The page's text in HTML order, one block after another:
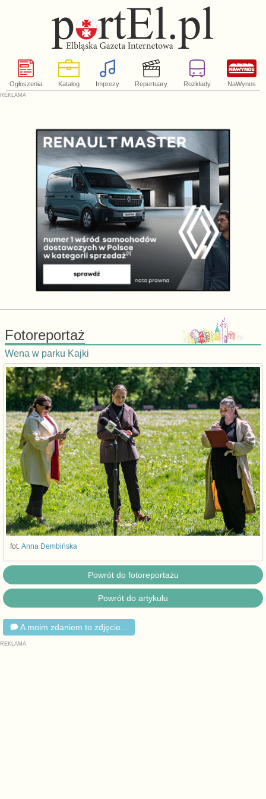
Ogłoszenia Katalog Imprezy Repertuary Rozkłady NaWynos
Fotoreportaż
Wena w parku Kajki
fot. Anna Dembińska
Powrót do fotoreportażu
Powrót do artykułu
A moim zdaniem to zdjęcie...